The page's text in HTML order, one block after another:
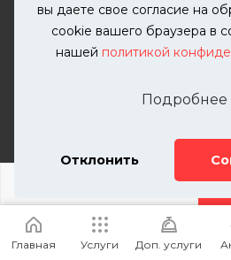
вы даете свое согласие на
cookie вашего браузера в
нашей политикой
Подробнее
Отклонить
2026 © KUTUZOVV | Кузовной
автомобилей. Вся информация
разрешения запрещена.
Телефон: 8(499)-
Главная Услуги Доп. услуги